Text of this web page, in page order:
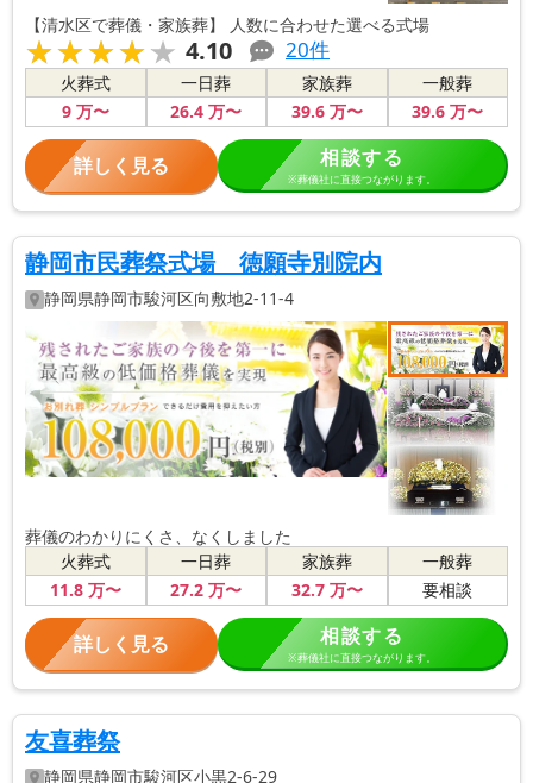
【清水区で葬儀・家族葬】 人数に合わせた選べる式場
★★★★★
★★★★★ 4.10 20件
火葬式
9万〜
一日葬
26.4 万〜
家族葬
39.6万〜
一般葬
39.6 万〜
詳しく見る 相談する
※葬儀社に直接つながります。
静岡市民葬祭式場 徳願寺別院内
静岡県静岡市駿河区向敷地2-11-4
葬儀のわかりにくさ、なくしました
火葬式
11.8万〜
一日葬
27.2 万〜
家族葬
32.7万〜
一般葬
要相談
詳しく見る 相談する
※葬儀社に直接つながります。
友喜葬祭
静岡県静岡市駿河区小黒2-6-29